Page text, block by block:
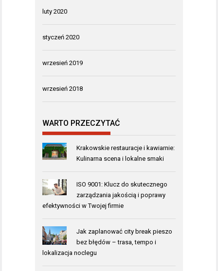
luty 2020
styczeń 2020
wrzesień 2019
wrzesień 2018
WARTO PRZECZYTAĆ
Krakowskie restauracje i kawiarnie:
Kulinarna scena i lokalne smaki
ISO 9001: Klucz do skutecznego
zarządzania jakością i poprawy
efektywności w Twojej firmie
Jak zaplanować city break pieszo
bez błędów – trasa, tempo i
lokalizacja noclegu